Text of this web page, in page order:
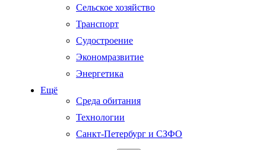
Сельское хозяйство
Транспорт
Судостроение
Экономразвитие
Энергетика
Ещё
Среда обитания
Технологии
Санкт-Петербург и СЗФО